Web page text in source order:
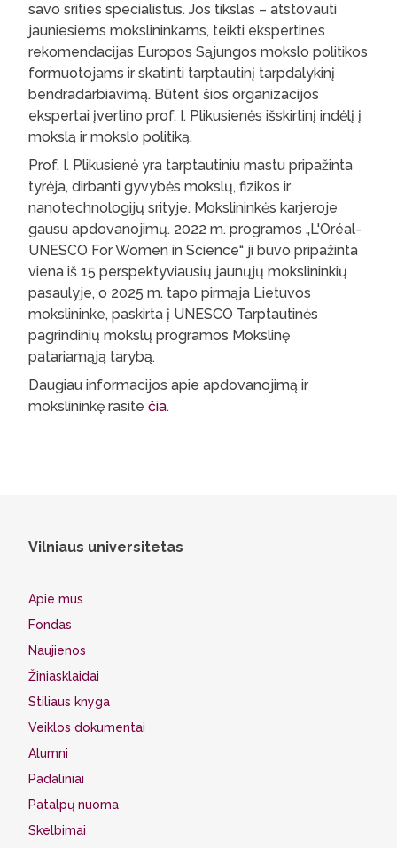
savo srities specialistus. Jos tikslas – atstovauti
jauniesiems mokslininkams, teikti ekspertines
rekomendacijas Europos Sąjungos mokslo politikos
formuotojams ir skatinti tarptautinį tarpdalykinį
bendradarbiavimą. Būtent šios organizacijos
ekspertai įvertino prof. I. Plikusienės išskirtinį indėlį į
mokslą ir mokslo politiką.
Prof. I. Plikusienė yra tarptautiniu mastu pripažinta
tyrėja, dirbanti gyvybės mokslų, fizikos ir
nanotechnologijų srityje. Mokslininkės karjeroje
gausu apdovanojimų. 2022 m. programos „L'Oréal-
UNESCO For Women in Science“ ji buvo pripažinta
viena iš 15 perspektyviausių jaunųjų mokslininkių
pasaulyje, o 2025 m. tapo pirmąja Lietuvos
mokslininke, paskirta į UNESCO Tarptautinės
pagrindinių mokslų programos Mokslinę
patariamąją tarybą.
Daugiau informacijos apie apdovanojimą ir
mokslininkę rasite čia.
Vilniaus universitetas
Apie mus
Fondas
Naujienos
Žiniasklaidai
Stiliaus knyga
Veiklos dokumentai
Alumni
Padaliniai
Patalpų nuoma
Skelbimai